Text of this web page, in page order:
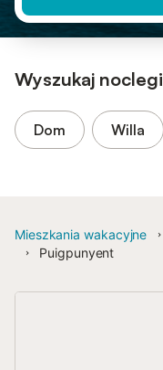
Wyszukaj noclegi
Dom Willa
Mieszkania wakacyjne
Puigpunyent